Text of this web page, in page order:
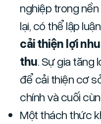
nghiệp trong
lại, có thể lập
cải thiện lợi
thu. Sự gia tăng
để cải thiện cơ
chính và cuối
Một thách thức